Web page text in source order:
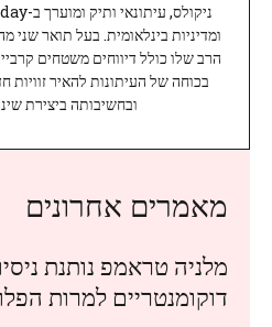
ומדיניות בינלאומית. בעל תואר שני
הרב שלו כולל דיווחים משטחים
בכוחה של העיתונות להאיר זוויות
ובחשיבותה ביצירת
מאמרים אחרונים
מלניה טראמפ נותנת
דוקומנטריים למרות